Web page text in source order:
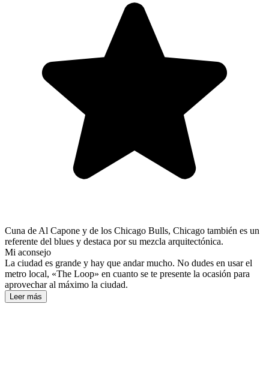
Cuna de Al Capone y de los Chicago Bulls, Chicago también es un
referente del blues y destaca por su mezcla arquitectónica.
Mi aconsejo
La ciudad es grande y hay que andar mucho. No dudes en usar el
metro local, «The Loop» en cuanto se te presente la ocasión para
aprovechar al máximo la ciudad.
Leer más